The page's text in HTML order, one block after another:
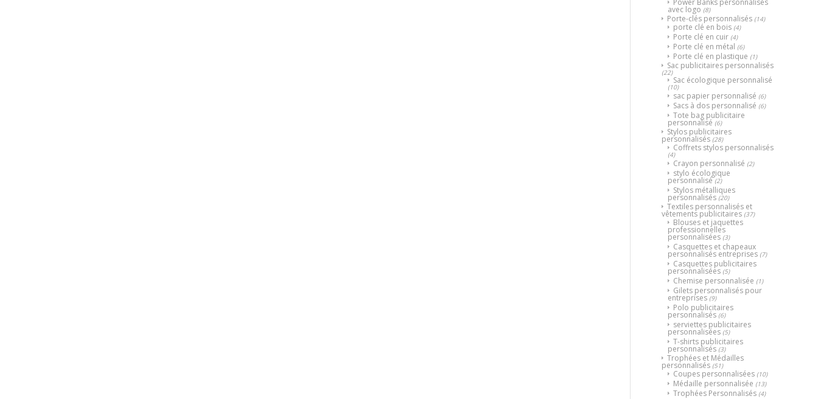
Power Banks personnalisés
avec logo (8)
Porte-clés personnalisés (14)
porte clé en bois (4)
Porte clé en cuir (4)
Porte clé en métal (6)
Porte clé en plastique (1)
Sac publicitaires personnalisés
(22)
Sac écologique personnalisé
(10)
sac papier personnalisé (6)
Sacs à dos personnalisé (6)
Tote bag publicitaire
personnalisé (6)
Stylos publicitaires
personnalisés (28)
Coffrets stylos personnalisés
(4)
Crayon personnalisé (2)
stylo écologique
personnalisé (2)
Stylos métalliques
personnalisés (20)
Textiles personnalisés et
vêtements publicitaires (37)
Blouses et jaquettes
professionnelles
personnalisées (3)
Casquettes et chapeaux
personnalisés entreprises (7)
Casquettes publicitaires
personnalisées (5)
Chemise personnalisée (1)
Gilets personnalisés pour
entreprises (9)
Polo publicitaires
personnalisés (6)
serviettes publicitaires
personnalisées (5)
T-shirts publicitaires
personnalisés (3)
Trophées et Médailles
personnalisés (51)
Coupes personnalisées (10)
Médaille personnalisée (13)
Trophées Personnalisés (4)